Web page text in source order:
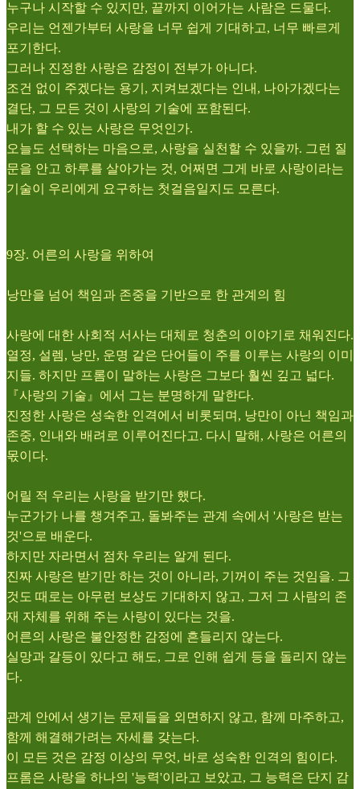
누구나 시작할 수 있지만, 끝까지 이어가는 사람은 드물다.
우리는 언젠가부터 사랑을 너무 쉽게 기대하고, 너무 빠르게
포기한다.
그러나 진정한 사랑은 감정이 전부가 아니다.
조건 없이 주겠다는 용기, 지켜보겠다는 인내, 나아가겠다는
결단, 그 모든 것이 사랑의 기술에 포함된다.
내가 할 수 있는 사랑은 무엇인가.
오늘도 선택하는 마음으로, 사랑을 실천할 수 있을까. 그런 질
문을 안고 하루를 살아가는 것, 어쩌면 그게 바로 사랑이라는
기술이 우리에게 요구하는 첫걸음일지도 모른다.
9장. 어른의 사랑을 위하여
낭만을 넘어 책임과 존중을 기반으로 한 관계의 힘
사랑에 대한 사회적 서사는 대체로 청춘의 이야기로 채워진다.
열정, 설렘, 낭만, 운명 같은 단어들이 주를 이루는 사랑의 이미
지들. 하지만 프롬이 말하는 사랑은 그보다 훨씬 깊고 넓다.
『사랑의 기술』에서 그는 분명하게 말한다.
진정한 사랑은 성숙한 인격에서 비롯되며, 낭만이 아닌 책임과
존중, 인내와 배려로 이루어진다고. 다시 말해, 사랑은 어른의
몫이다.
어릴 적 우리는 사랑을 받기만 했다.
누군가가 나를 챙겨주고, 돌봐주는 관계 속에서 '사랑은 받는
것'으로 배운다.
하지만 자라면서 점차 우리는 알게 된다.
진짜 사랑은 받기만 하는 것이 아니라, 기꺼이 주는 것임을. 그
것도 때로는 아무런 보상도 기대하지 않고, 그저 그 사람의 존
재 자체를 위해 주는 사랑이 있다는 것을.
어른의 사랑은 불안정한 감정에 흔들리지 않는다.
실망과 갈등이 있다고 해도, 그로 인해 쉽게 등을 돌리지 않는
다.
관계 안에서 생기는 문제들을 외면하지 않고, 함께 마주하고,
함께 해결해가려는 자세를 갖는다.
이 모든 것은 감정 이상의 무엇, 바로 성숙한 인격의 힘이다.
프롬은 사랑을 하나의 '능력'이라고 보았고, 그 능력은 단지 감